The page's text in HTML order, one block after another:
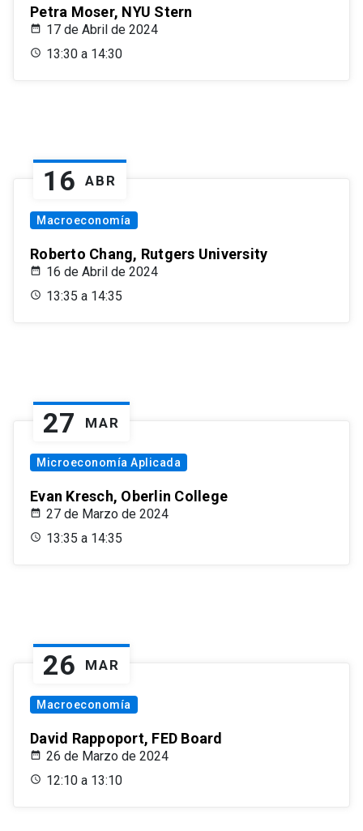
Petra Moser, NYU Stern
17 de Abril de 2024
13:30 a 14:30
16 ABR
Macroeconomía
Roberto Chang, Rutgers University
16 de Abril de 2024
13:35 a 14:35
27 MAR
Microeconomía Aplicada
Evan Kresch, Oberlin College
27 de Marzo de 2024
13:35 a 14:35
26 MAR
Macroeconomía
David Rappoport, FED Board
26 de Marzo de 2024
12:10 a 13:10